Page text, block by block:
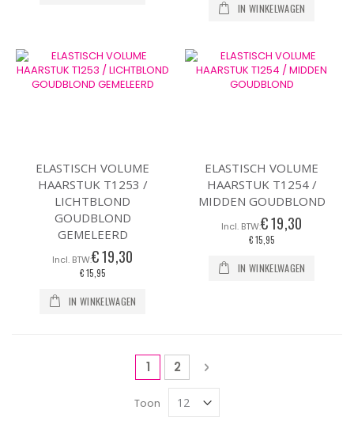
IN WINKELWAGEN
ELASTISCH VOLUME
HAARSTUK T1253 /
LICHTBLOND
GOUDBLOND
GEMELEERD
€ 19,30
€ 15,95
IN WINKELWAGEN
ELASTISCH VOLUME
HAARSTUK T1254 /
MIDDEN GOUDBLOND
€ 19,30
€ 15,95
IN WINKELWAGEN
Pagina
U lees momenteel pagina
1 Pagina
2 Pagina
Volgende
Toon